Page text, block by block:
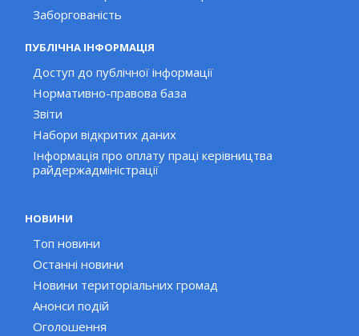
Заборгованість
ПУБЛІЧНА ІНФОРМАЦІЯ
Доступ до публічної інформації
Нормативно-правова база
Звіти
Набори відкритих даних
Інформація про оплату праці керівництва
райдержадміністрації
НОВИНИ
Топ новини
Останні новини
Новини територіальних громад
Анонси подій
Оголошення